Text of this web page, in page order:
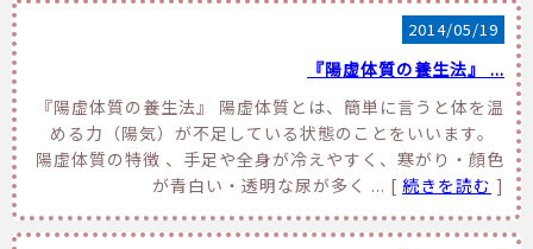
2014/05/19
『陽虚体質の養生法』 ...
『陽虚体質の養生法』 陽虚体質とは、簡単に言うと体を温
める力（陽気）が不足している状態のことをいいます。
陽虚体質の特徴 、手足や全身が冷えやすく、寒がり・顔色
が青白い・透明な尿が多く ... [ 続きを読む ]